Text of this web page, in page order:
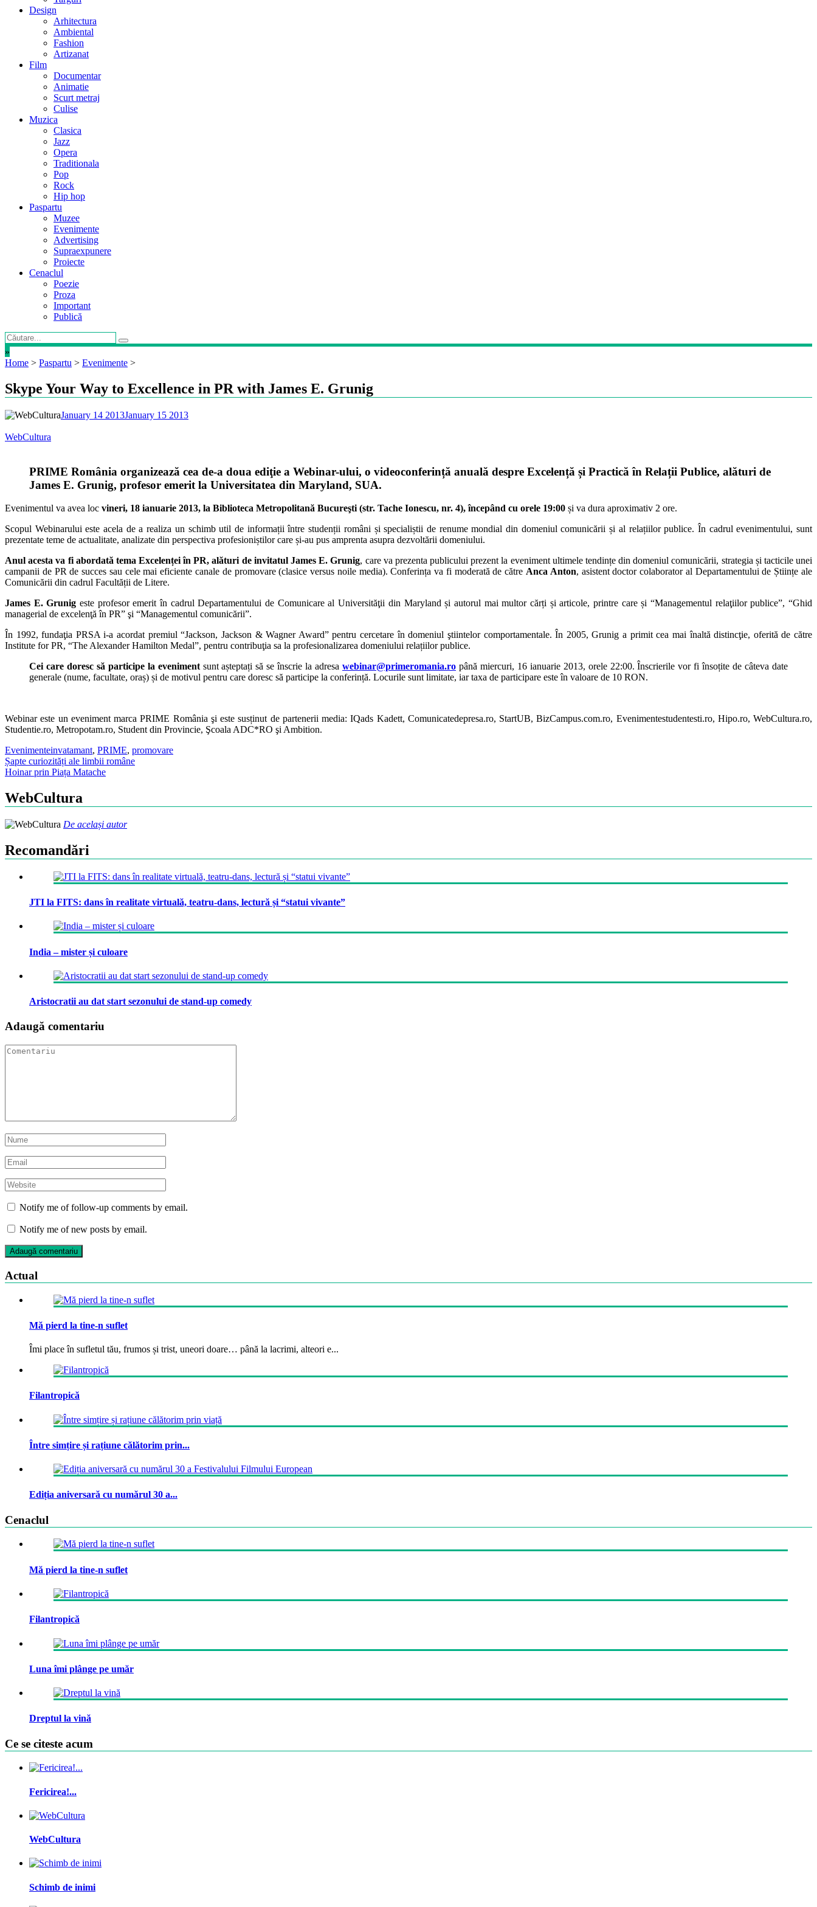
Design
Arhitectura
Ambiental
Fashion
Artizanat
Film
Documentar
Animatie
Scurt metraj
Culise
Muzica
Clasica
Jazz
Opera
Traditionala
Pop
Rock
Hip hop
Paspartu
Muzee
Evenimente
Advertising
Supraexpunere
Proiecte
Cenaclul
Poezie
Proza
Important
Publică
»
Home > Paspartu > Evenimente >
Skype Your Way to Excellence in PR with James E. Grunig
January 14 2013January 15 2013
WebCultura
PRIME România organizează cea de-a doua ediţie a Webinar-ului, o videoconferință anuală despre Excelență și Practică în Relații Publice, alături de
James E. Grunig, profesor emerit la Universitatea din Maryland, SUA.
Evenimentul va avea loc vineri, 18 ianuarie 2013, la Biblioteca Metropolitană Bucureşti (str. Tache Ionescu, nr. 4), începând cu orele 19:00 și va dura aproximativ 2 ore.
Scopul Webinarului este acela de a realiza un schimb util de informații între studenții români și specialiștii de renume mondial din domeniul comunicării și al relațiilor publice. În cadrul evenimentului, sunt
prezentate teme de actualitate, analizate din perspectiva profesioniștilor care și-au pus amprenta asupra dezvoltării domeniului.
Anul acesta va fi abordată tema Excelenței în PR, alături de invitatul James E. Grunig, care va prezenta publicului prezent la eveniment ultimele tendințe din domeniul comunicării, strategia și tacticile unei
campanii de PR de succes sau cele mai eficiente canale de promovare (clasice versus noile media). Conferința va fi moderată de către Anca Anton, asistent doctor colaborator al Departamentului de Științe ale
Comunicării din cadrul Facultății de Litere.
James E. Grunig este profesor emerit în cadrul Departamentului de Comunicare al Universităţii din Maryland și autorul mai multor cărți și articole, printre care și “Managementul relaţiilor publice”, “Ghid
managerial de excelenţă în PR” şi “Managementul comunicării”.
În 1992, fundaţia PRSA i-a acordat premiul “Jackson, Jackson & Wagner Award” pentru cercetare în domeniul ştiintelor comportamentale. În 2005, Grunig a primit cea mai înaltă distincţie, oferită de către
Institute for PR, “The Alexander Hamilton Medal”, pentru contribuţia sa la profesionalizarea domeniului relațiilor publice.
Cei care doresc să participe la evenimentsunt așteptați să se înscrie la adresawebinar@primeromania.ro până miercuri, 16 ianuarie 2013, orele 22:00. Înscrierile vor fi însoțite de câteva date
generale (nume, facultate, oraș) și de motivul pentru care doresc să participe la conferință. Locurile sunt limitate, iar taxa de participare este în valoare de 10 RON.
Webinar este un eveniment marca PRIME România şi este susținut de partenerii media: IQads Kadett, Comunicatedepresa.ro, StartUB, BizCampus.com.ro, Evenimentestudentesti.ro, Hipo.ro, WebCultura.ro,
Studentie.ro, Metropotam.ro, Student din Provincie, Şcoala ADC*RO şi Ambition.
Evenimenteinvatamant, PRIME, promovare
Post
navigation
Șapte curiozități ale limbii române
Hoinar prin Piața Matache
WebCultura
De același autor
Recomandări
JTI la FITS: dans în realitate virtuală, teatru-dans, lectură și “statui vivante”
India – mister și culoare
Aristocratii au dat start sezonului de stand-up comedy
Adaugă comentariu
Notify me of follow-up comments by email.
Notify me of new posts by email.
Actual
Mă pierd la tine-n suflet
Îmi place în sufletul tău, frumos și trist, uneori doare… până la lacrimi, alteori e...
Filantropică
Între simțire și rațiune călătorim prin...
Ediția aniversară cu numărul 30 a...
Cenaclul
Mă pierd la tine-n suflet
Filantropică
Luna îmi plânge pe umăr
Dreptul la vină
Ce se citeste acum
Fericirea!...
WebCultura
Schimb de inimi